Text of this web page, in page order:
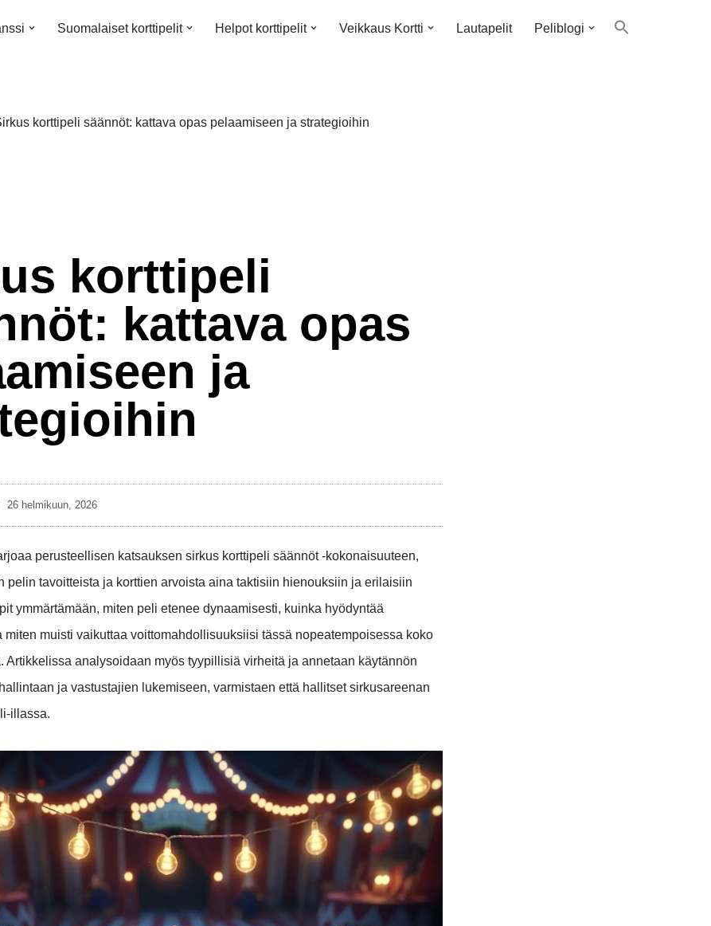
Suomalaiset korttipelit Helpot korttipelit Veikkaus Kortti Lautapelit Peliblogi
korttipeli säännöt: kattava opas pelaamiseen ja strategioihin
korttipeli
kattava opas
ja
26 helmikuun, 2026
perusteellisen katsauksen sirkus korttipeli säännöt -kokonaisuuteen,
pelin tavoitteista ja korttien arvoista aina taktisiin hienouksiin ja erilaisiin
ymmärtämään, miten peli etenee dynaamisesti, kuinka hyödyntää
miten muisti vaikuttaa voittomahdollisuuksiisi tässä nopeatempoisessa koko
Artikkelissa analysoidaan myös tyypillisiä virheitä ja annetaan käytännön
ja vastustajien lukemiseen, varmistaen että hallitset sirkusareenan
illassa.